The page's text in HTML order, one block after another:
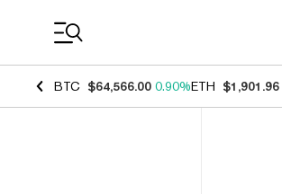
BTC $64,566.00 0.90%ETH $1,901.96